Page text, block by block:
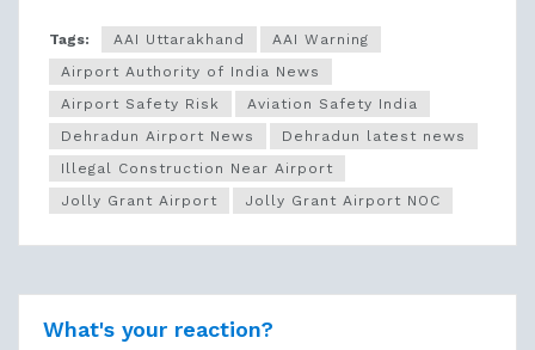
Tags: AAI Uttarakhand
AAI Warning
Airport Authority of India News
Airport Safety Risk
Aviation Safety India
Dehradun Airport News
Dehradun latest news
Illegal Construction Near Airport
Jolly Grant Airport
Jolly Grant Airport NOC
What's your reaction?